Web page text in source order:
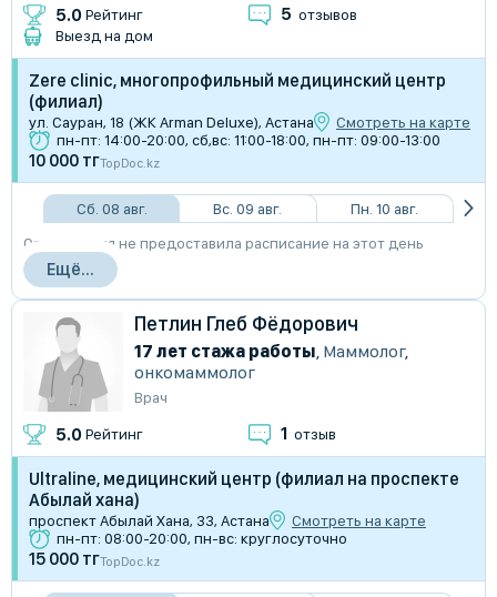
5.0 Рейтинг 5 отзывов
Выезд на дом
Zere clinic, многопрофильный медицинский центр
(филиал)
ул. Сауран, 18 (ЖК Arman Deluxe), Астана
Смотреть на карте
пн-пт: 14:00-20:00, сб,вс: 11:00-18:00, пн-пт: 09:00-13:00
10 000 тгTopDoc.kz
Сб. 08 авг. Вс. 09 авг.
Пн. 10 авг.
Организация не предоставила расписание на этот день
Ещё...
Петлин Глеб Фёдорович
17 лет стажа работы, Маммолог,
онкомаммолог
Врач
5.0 Рейтинг 1 отзыв
Ultraline, медицинский центр (филиал на проспекте
Абылай хана)
проспект Абылай Хана, 33, Астана
Смотреть на карте
пн-пт: 08:00-20:00, пн-вс: круглосуточно
15 000 тгTopDoc.kz